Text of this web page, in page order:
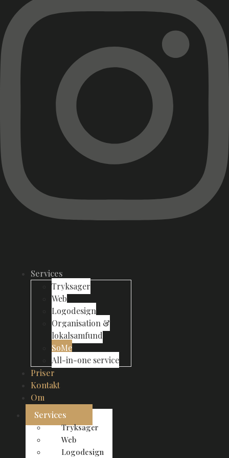
Services
Tryksager
Web
Logodesign
Organisation &
lokalsamfund
SoMe
All-in-one service
Priser
Kontakt
Om
Services
Tryksager
Web
Logodesign